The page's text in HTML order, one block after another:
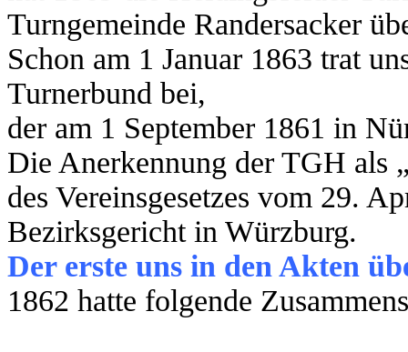
Turngemeinde Randersacker
Schon am 1 Januar 1863 trat
Turnerbund bei,
der am 1 September 1861 in
Die Anerkennung der TGH als
des Vereinsgesetzes vom 29.
Bezirksgericht in Würzburg.
Der erste uns in den Akten
1862 hatte folgende